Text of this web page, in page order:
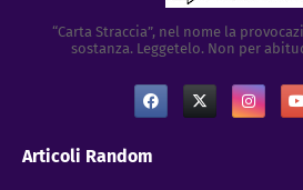
“Carta Straccia”, nel nome la
sostanza. Leggetelo. Non per
Articoli Random